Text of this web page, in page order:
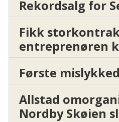
Rekordsalg for
Fikk
entreprenøren
Første
Allstad
Nordby Skøien